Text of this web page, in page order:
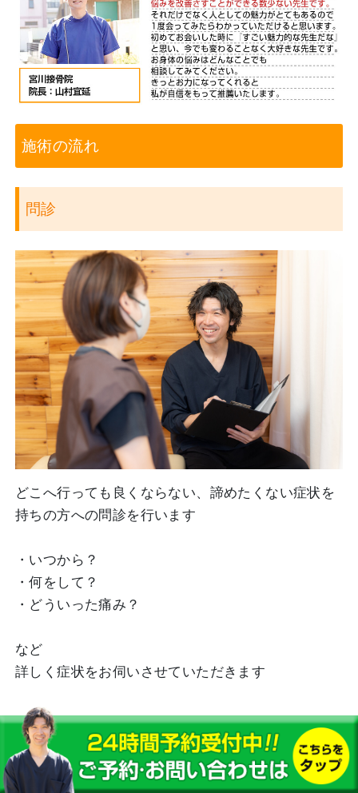
施術の流れ
問診
どこへ行っても良くならない、諦めたくない症状を
持ちの方への問診を行います
・いつから？
・何をして？
・どういった痛み？
など
詳しく症状をお伺いさせていただきます
検査